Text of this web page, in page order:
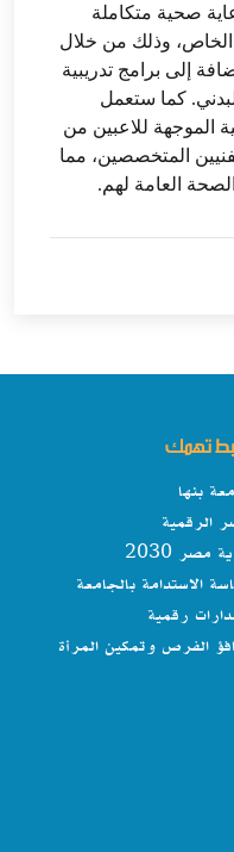
صحية متكاملة
الخاص، وذلك من خلال
إلى برامج تدريبية
كما ستعمل
الموجهة للاعبين من
المتخصصين، مما
العامة لهم.
تهمك
بنها
الرقمية
مصر 2030
الاستدامة بالجامعة
رقمية
الفرص وتمكين المرأة